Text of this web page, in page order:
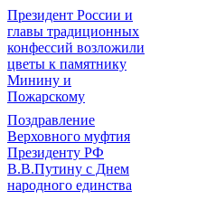
Президент России и
главы традиционных
конфессий возложили
цветы к памятнику
Минину и
Пожарскому
Поздравление
Верховного муфтия
Президенту РФ
В.В.Путину с Днем
народного единства